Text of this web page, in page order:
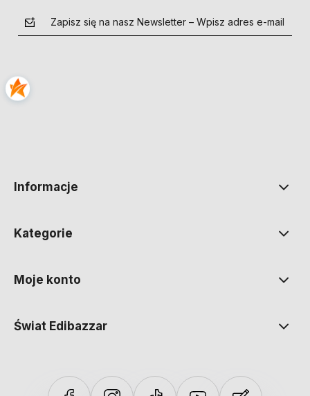
Zapisz się na nasz Newsletter – Wpisz adres e-mail
Informacje
Kategorie
Moje konto
Świat Edibazzar